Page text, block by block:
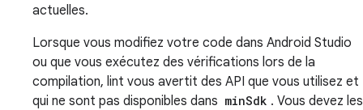
actuelles.
Lorsque vous modifiez votre code dans Android Studio
ou que vous exécutez des vérifications lors de la
compilation, lint vous avertit des API que vous utilisez et
qui ne sont pas disponibles dans minSdk . Vous devez les